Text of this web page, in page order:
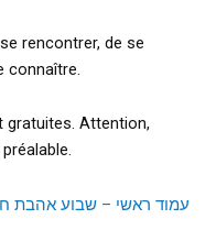
rencontrer, de se
connaître.
Attention,
עמוד ראשי – שבוע אהבת